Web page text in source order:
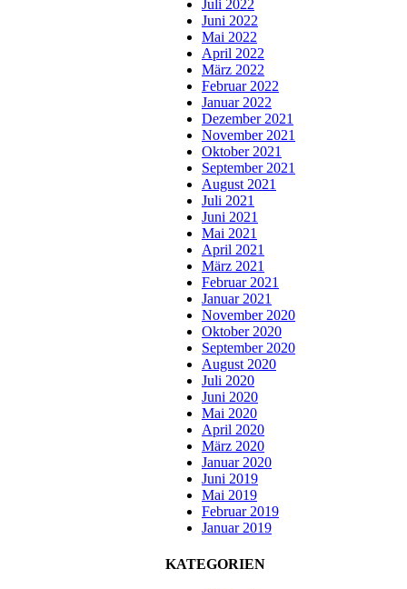
Juli 2022
Juni 2022
Mai 2022
April 2022
März 2022
Februar 2022
Januar 2022
Dezember 2021
November 2021
Oktober 2021
September 2021
August 2021
Juli 2021
Juni 2021
Mai 2021
April 2021
März 2021
Februar 2021
Januar 2021
November 2020
Oktober 2020
September 2020
August 2020
Juli 2020
Juni 2020
Mai 2020
April 2020
März 2020
Januar 2020
Juni 2019
Mai 2019
Februar 2019
Januar 2019
KATEGORIEN